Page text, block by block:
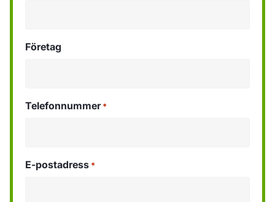
Företag
Telefonnummer *
E-postadress *